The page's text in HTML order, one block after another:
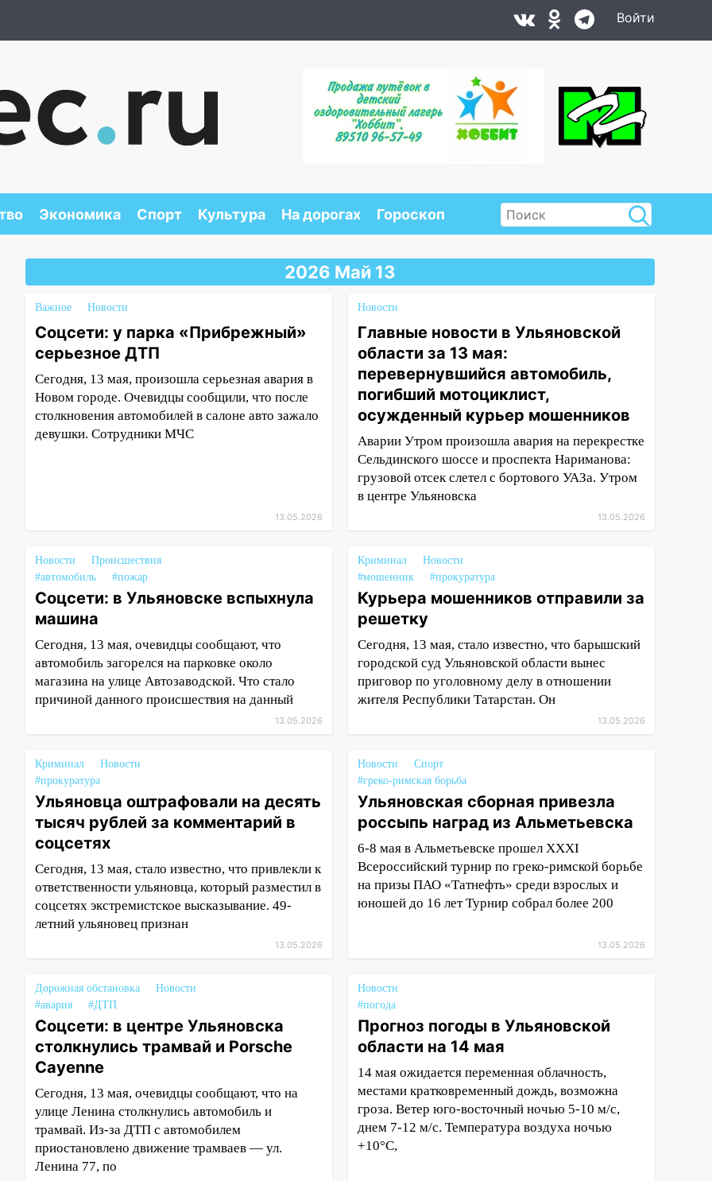
Войти
Экономика Спорт Культура На дорогах Гороскоп
2026 Май 13
Важное Новости
Соцсети: у парка «Прибрежный»
серьезное ДТП
Сегодня, 13 мая, произошла серьезная авария в
Новом городе. Очевидцы сообщили, что после
столкновения автомобилей в салоне авто зажало
девушки. Сотрудники МЧС
13.05.2026
Новости
Главные новости в Ульяновской
области за 13 мая:
перевернувшийся автомобиль,
погибший мотоциклист,
осужденный курьер мошенников
Аварии Утром произошла авария на перекрестке
Сельдинского шоссе и проспекта Нариманова:
грузовой отсек слетел с бортового УАЗа. Утром
в центре Ульяновска
13.05.2026
Новости
Происшествия
#автомобиль
#пожар
Соцсети: в Ульяновске вспыхнула
машина
Сегодня, 13 мая, очевидцы сообщают, что
автомобиль загорелся на парковке около
магазина на улице Автозаводской. Что стало
причиной данного происшествия на данный
13.05.2026
Криминал
Новости
#мошенник
#прокуратура
Курьера мошенников отправили за
решетку
Сегодня, 13 мая, стало известно, что барышский
городской суд Ульяновской области вынес
приговор по уголовному делу в отношении
жителя Республики Татарстан. Он
13.05.2026
Криминал
Новости
#прокуратура
Ульяновца оштрафовали на десять
тысяч рублей за комментарий в
соцсетях
Сегодня, 13 мая, стало известно, что привлекли к
ответственности ульяновца, который разместил в
соцсетях экстремистское высказывание. 49-
летний ульяновец признан
13.05.2026
Новости
Спорт
#греко-римская борьба
Ульяновская сборная привезла
россыпь наград из Альметьевска
6-8 мая в Альметьевске прошел XXXI
Всероссийский турнир по греко-римской борьбе
на призы ПАО «Татнефть» среди взрослых и
юношей до 16 лет Турнир собрал более 200
13.05.2026
Дорожная обстановка
Новости
#авария
#ДТП
Соцсети: в центре Ульяновска
столкнулись трамвай и Porsche
Cayenne
Сегодня, 13 мая, очевидцы сообщают, что на
улице Ленина столкнулись автомобиль и
трамвай. Из-за ДТП с автомобилем
приостановлено движение трамваев — ул.
Ленина 77, по
Новости
#погода
Прогноз погоды в Ульяновской
области на 14 мая
14 мая ожидается переменная облачность,
местами кратковременный дождь, возможна
гроза. Ветер юго-восточный ночью 5-10 м/с,
днем 7-12 м/с. Температура воздуха ночью
+10°С,